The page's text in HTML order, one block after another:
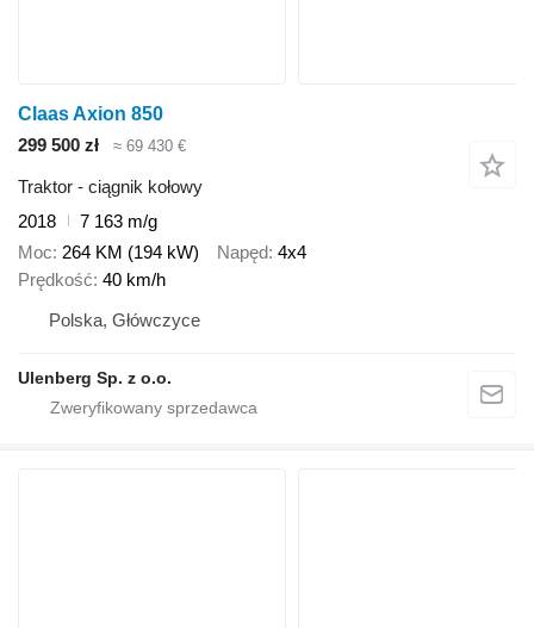
Claas Axion 850
299 500 zł
≈ 69 430 €
Traktor - ciągnik kołowy
2018
7 163 m/g
Moc 264 KM (194 kW) Napęd 4x4
Prędkość 40 km/h
Polska, Główczyce
Ulenberg Sp. z o.o.